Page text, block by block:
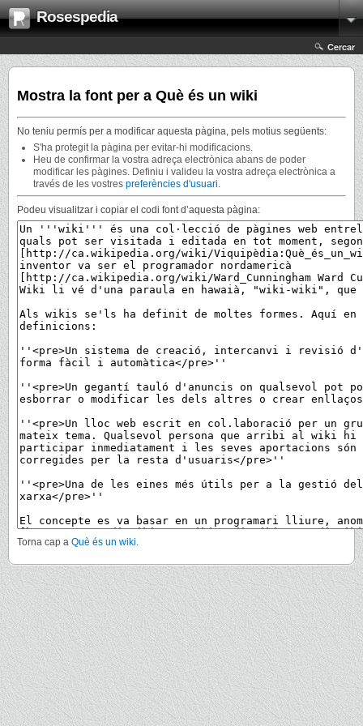
Rosespedia
Cercar
Mostra la font per a Què és un wiki
No teniu permís per a modificar aquesta pàgina, pels motius següents:
S'ha protegit la pàgina per evitar-hi modificacions.
Heu de confirmar la vostra adreça electrònica abans de poder
modificar les pàgines. Definiu i valideu la vostra adreça electrònica a
través de les vostres preferències d'usuari.
Podeu visualitzar i copiar el codi font d’aquesta pàgina:
Torna cap a Què és un wiki.